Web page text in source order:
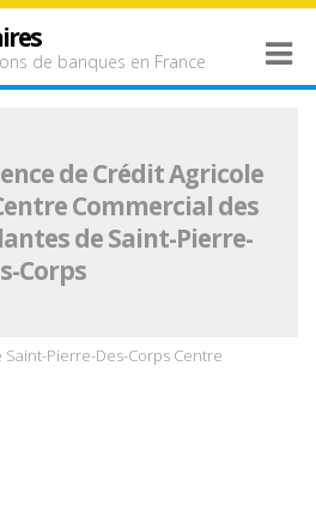
de banques en France
de Crédit Agricole
Commercial des
de Saint-Pierre-
Corps
Saint-Pierre-Des-Corps Centre